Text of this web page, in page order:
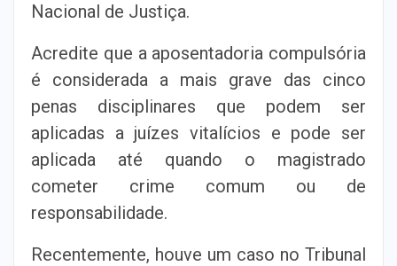
Nacional de Justiça.
Acredite que a aposentadoria compulsória
é considerada a mais grave das cinco
penas disciplinares que podem ser
aplicadas a juízes vitalícios e pode ser
aplicada até quando o magistrado
cometer crime comum ou de
responsabilidade.
Recentemente, houve um caso no Tribunal